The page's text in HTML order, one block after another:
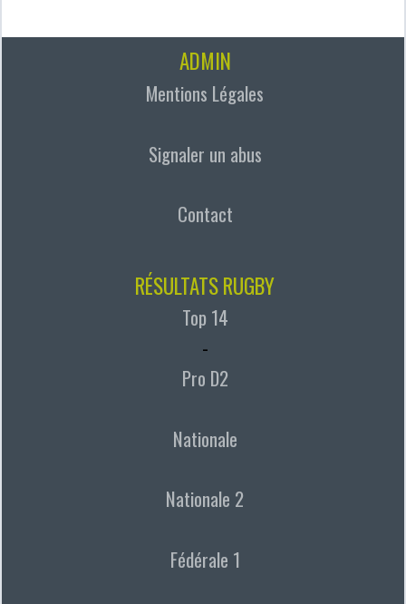
ADMIN
Mentions Légales
Signaler un abus
Contact
RÉSULTATS RUGBY
Top 14
-
Pro D2
Nationale
Nationale 2
Fédérale 1